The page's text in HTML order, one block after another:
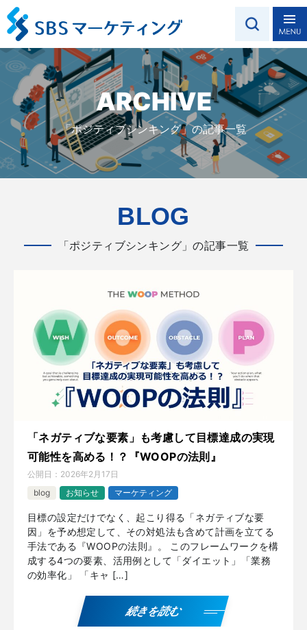
ARCHIVE
「ポジティブシンキング」の記事一覧
BLOG
「ポジティブシンキング」の記事一覧
「ネガティブな要素」も考慮して目標達成の実現
可能性を高める！？『WOOPの法則』
公開日： 2026年2月17日
blog
お知らせ マーケティング
目標の設定だけでなく、起こり得る「ネガティブな要
因」を予め想定して、その対処法も含めて計画を立てる
手法である『WOOPの法則』。 このフレームワークを構
成する4つの要素、活用例として「ダイエット」「業務
の効率化」 「キャ […]
続きを読む